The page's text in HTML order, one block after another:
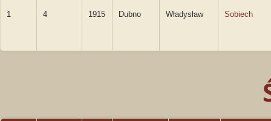
1 4 1915 Dubno Władysław Sobiech